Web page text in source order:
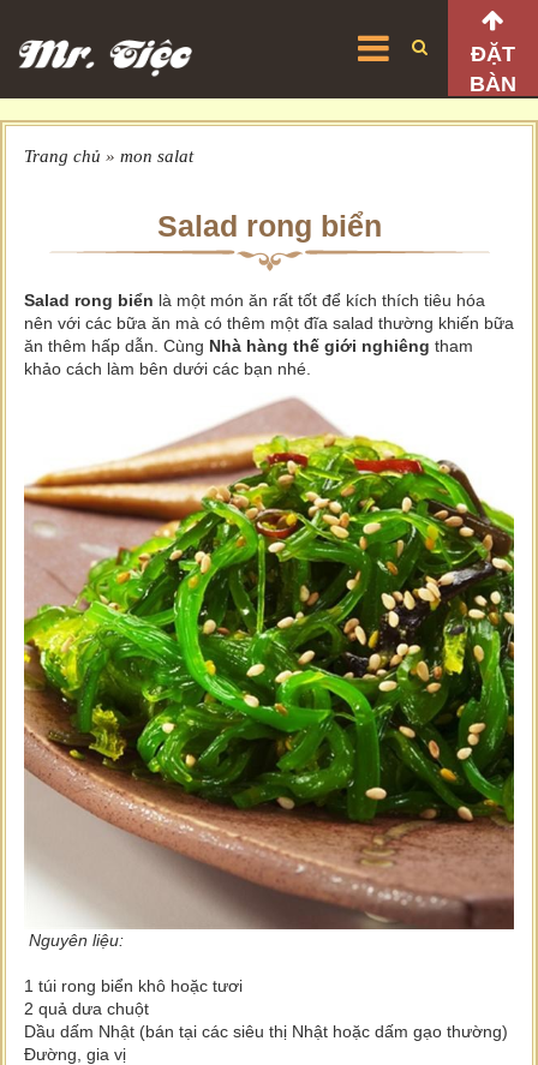
ĐẶT
BÀN
Trang chủ » mon salat
Salad rong biển
Salad rong biển là một món ăn rất tốt để kích thích tiêu hóa
nên với các bữa ăn mà có thêm một đĩa salad thường khiến bữa
ăn thêm hấp dẫn. Cùng Nhà hàng thế giới nghiêng tham
khảo cách làm bên dưới các bạn nhé.
Nguyên liệu:
1 túi rong biển khô hoặc tươi
2 quả dưa chuột
Dầu dấm Nhật (bán tại các siêu thị Nhật hoặc dấm gạo thường)
Đường, gia vị